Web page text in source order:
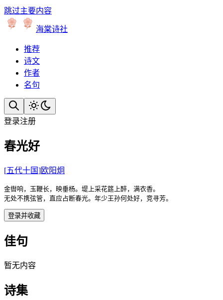
跳过主要内容
海棠诗社
推荐
诗文
作者
名句
登录注册
春光好
[五代十国]欧阳炯
金辔响，玉鞭长，映垂杨。堤上采花筵上醉，满衣香。
无处不携弦管，直应占断春光。年少王孙何处好，竞寻芳。
登录并收藏
佳句
暂无内容
诗集